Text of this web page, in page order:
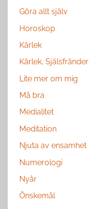
Göra allt själv
Horoskop
Kärlek
Kärlek, Själsfränder
Lite mer om mig
Må bra
Medialitet
Meditation
Njuta av ensamhet
Numerologi
Nyår
Önskemål